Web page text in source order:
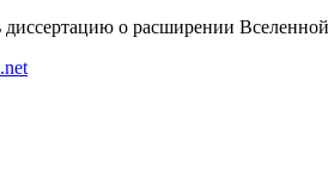
о расширении Вселенной